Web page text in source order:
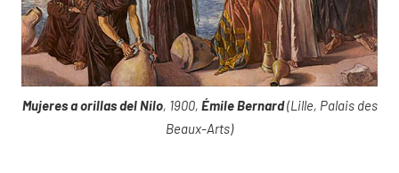
Mujeres a orillas del Nilo, 1900, Émile Bernard(Lille, Palais des
Beaux-Arts)